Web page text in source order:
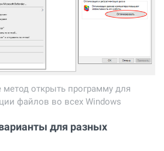
открыть программу для
файлов во всех Windows
для разных